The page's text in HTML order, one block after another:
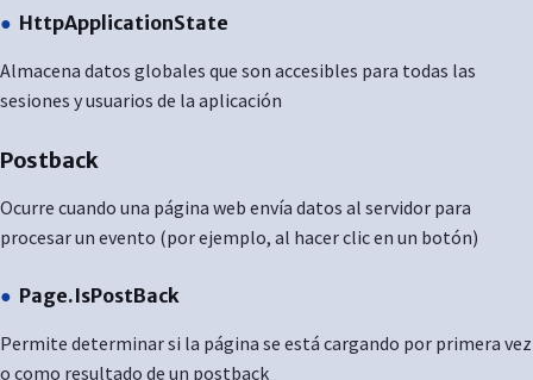
HttpApplicationState
Almacena datos globales que son accesibles para todas las
sesiones y usuarios de la aplicación
Postback
Ocurre cuando una página web envía datos al servidor para
procesar un evento (por ejemplo, al hacer clic en un botón)
Page.IsPostBack
Permite determinar si la página se está cargando por primera vez
o como resultado de un postback